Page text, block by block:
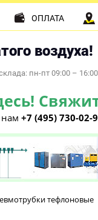
воздуха!
пн-пт 09:00 – 16:00
нам +7 (495) 730-02-
ОПЛАТА
тефлоновые